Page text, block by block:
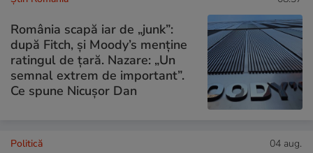
România scapă iar de „junk”:
după Fitch, și Moody’s menține
ratingul de țară. Nazare: „Un
semnal extrem de important”.
Ce spune Nicușor Dan
Politică 04 aug.